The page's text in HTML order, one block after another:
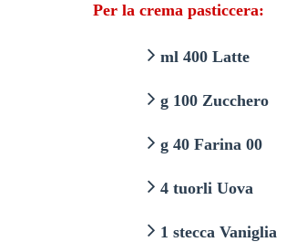
Per la crema pasticcera:
ml 400 Latte
g 100 Zucchero
g 40 Farina 00
4 tuorli Uova
1 stecca Vaniglia